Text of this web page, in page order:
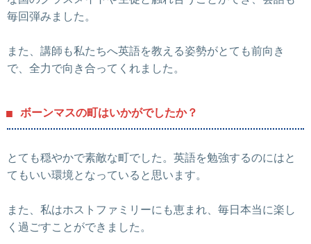
毎回弾みました。
また、講師も私たちへ英語を教える姿勢がとても前向き
で、全力で向き合ってくれました。
ボーンマスの町はいかがでしたか？
とても穏やかで素敵な町でした。英語を勉強するのにはと
てもいい環境となっていると思います。
また、私はホストファミリーにも恵まれ、毎日本当に楽し
く過ごすことができました。